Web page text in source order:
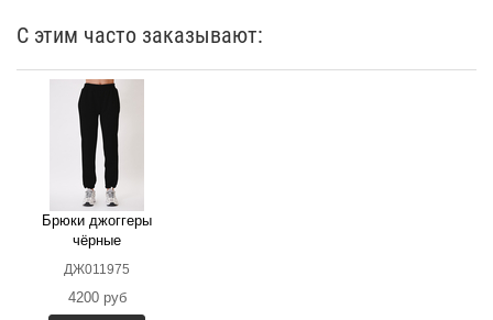
С этим часто заказывают:
Брюки джоггеры
чёрные
ДЖ011975
4200 руб